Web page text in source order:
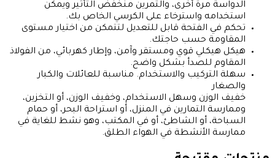
الدواسة مرة أخرى، والتمرين منخفض التأثير ويمكن
استخدامه واسترخاء على الكرسي الخاص بك.
تحكم في الفتحة قابل للتعديل لتتمكن من اختيار مستوى
المقاومة حسب حاجتك.
هيكل هيكلي قوي ومستقر وآمن، وإطار كهربائي، من الفولاذ
المقاوم للصدأ بشكل واضح.
سهلة التركيب والاستخدام. مناسبة للعائلات والكبار
والصغار
خفيف الوزن وسهل الاستخدام، وخفيف الوزن، أو التخزين،
وممارسة التمارين في المنزل، أو استراحة البحر، أو حمام
السباحة، أو الشاطئ، أو في المكتب، وهو نشط للغاية في
ممارسة الأنشطة في الهواء الطلق.